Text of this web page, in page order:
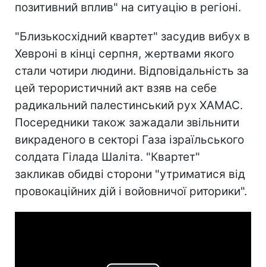
позитивний вплив" на ситуацію в регіоні.
"Близькосхідний квартет" засудив вибух в
Хевроні в кінці серпня, жертвами якого
стали чотири людини. Відповідальність за
цей терористичний акт взяв на себе
радикальний палестинський рух ХАМАС.
Посередники також зажадали звільнити
викраденого в секторі Газа ізраїльського
солдата Гілада Шаліта. "Квартет"
закликав обидві сторони "утриматися від
провокаційних дій і войовничої риторики".